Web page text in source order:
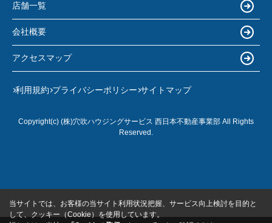
店舗一覧
会社概要
アクセスマップ
利用規約 プライバシーポリシー サイトマップ
Copyright(c) (株)穴吹ハウジングサービス 西日本不動産事業部 All Rights
Reserved.
当サイトでは、お客様の当サイト利用状況把握、サービス向上検討を目的と
して、クッキー（Cookie）を使用しています。